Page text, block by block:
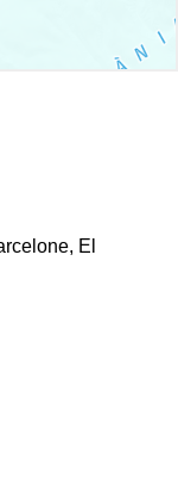
à
précis car il
pour revenir
à mobilité
équipés pour
roulant.
El